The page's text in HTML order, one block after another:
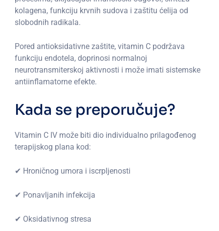
kolagena, funkciju krvnih sudova i zaštitu ćelija od
slobodnih radikala.
Pored antioksidativne zaštite, vitamin C podržava
funkciju endotela, doprinosi normalnoj
neurotransmiterskoj aktivnosti i može imati sistemske
antiinflamatorne efekte.
Kada se preporučuje?
Vitamin C IV može biti dio individualno prilagođenog
terapijskog plana kod:
✔ Hroničnog umora i iscrpljenosti
✔ Ponavljanih infekcija
✔ Oksidativnog stresa